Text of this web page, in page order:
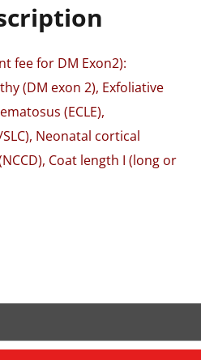
fee for DM Exon2):
(DM exon 2), Exfoliative
(ECLE),
Neonatal cortical
Coat length I (long or